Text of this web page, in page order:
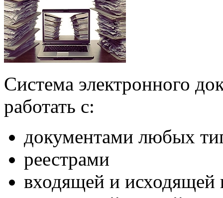
Система электронного
работать с:
документами любых
реестрами
входящей и исходящей